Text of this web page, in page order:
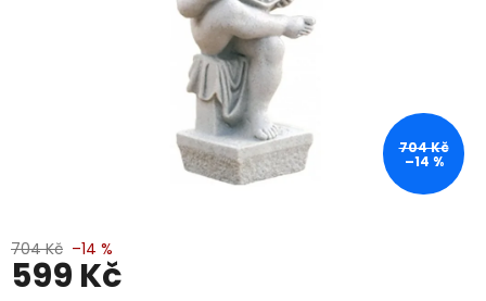
704 Kč
–14 %
704 Kč –14 %
599 Kč